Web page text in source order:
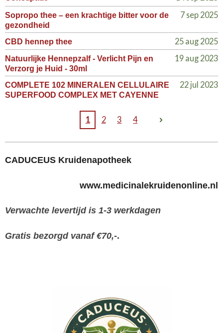
Sopropo thee – een krachtige bitter voor de
gezondheid
7 sep 2025
CBD hennep thee 25 aug 2025
Natuurlijke Hennepzalf - Verlicht Pijn en
Verzorg je Huid - 30ml
19 aug 2023
COMPLETE 102 MINERALEN CELLULAIRE
SUPERFOOD COMPLEX MET CAYENNE
22 jul 2023
1 2 3 4
CADUCEUS Kruidenapotheek
www.medicinalekruidenonline.nl
Verwachte levertijd is 1-3 werkdagen
Gratis bezorgd vanaf €70,-.